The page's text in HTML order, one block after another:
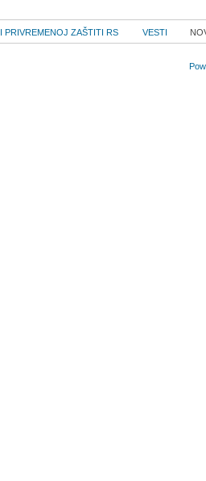
PRIVREMENOJ ZAŠTITI RS VESTI